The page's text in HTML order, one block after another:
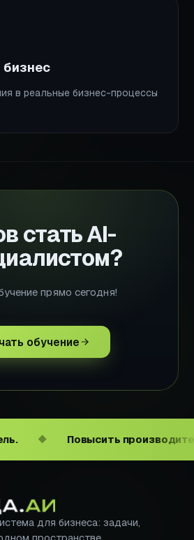
бизнес
в реальные бизнес-процессы
стать AI-
прямо сегодня!
обучение
◆ Повысить
для бизнеса: задачи,